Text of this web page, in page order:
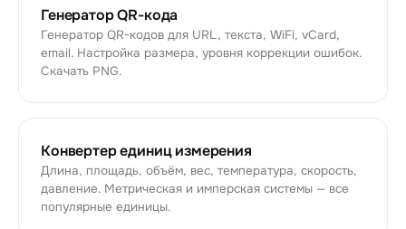
Генератор QR-кода
Генератор QR-кодов для URL, текста, WiFi, vCard,
email. Настройка размера, уровня коррекции ошибок.
Скачать PNG.
Конвертер единиц измерения
Длина, площадь, объём, вес, температура, скорость,
давление. Метрическая и имперская системы — все
популярные единицы.